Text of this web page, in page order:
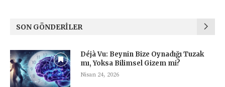
SON GÖNDERILER
Déjà Vu: Beynin Bize Oynadığı Tuzak
mı, Yoksa Bilimsel Gizem mi?
Nisan 24, 2026